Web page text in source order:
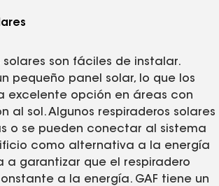
solares son fáciles de instalar.
pequeño panel solar, lo que los
excelente opción en áreas con
al sol. Algunos respiraderos solares
o se pueden conectar al sistema
como alternativa a la energía
a garantizar que el respiradero
a la energía. GAF tiene un